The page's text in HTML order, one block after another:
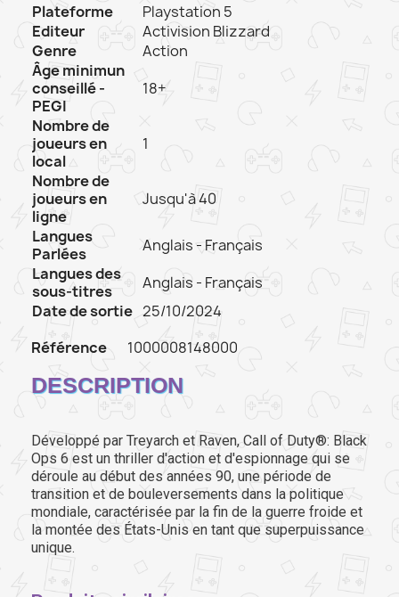
Plateforme
Playstation 5
Editeur
Activision Blizzard
Genre
Action
Âge minimun
conseillé -
PEGI
18+
Nombre de
joueurs en
local
1
Nombre de
joueurs en
ligne
Jusqu'à 40
Langues
Parlées
Anglais - Français
Langues des
sous-titres
Anglais - Français
Date de sortie 25/10/2024
Référence
1000008148000
DESCRIPTION
Développé par Treyarch et Raven, Call of Duty®: Black
Ops 6 est un thriller d'action et d'espionnage qui se
déroule au début des années 90, une période de
transition et de bouleversements dans la politique
mondiale, caractérisée par la fin de la guerre froide et
la montée des États-Unis en tant que superpuissance
unique.